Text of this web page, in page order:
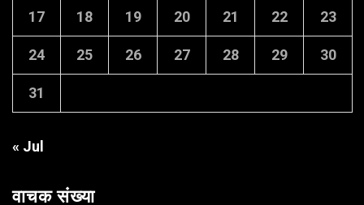
17 18 19 20 21 22 23
24 25 26 27 28 29 30
31
« Jul
वाचक संख्या